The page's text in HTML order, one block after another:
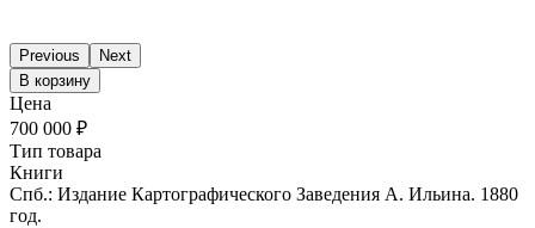
Previous
Next
В корзину
Цена
700 000 ₽
Тип товара
Книги
Спб.: Издание Картографического Заведения А. Ильина. 1880
год.